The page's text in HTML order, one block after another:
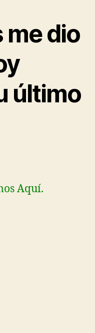
me dio
último
Aquí.